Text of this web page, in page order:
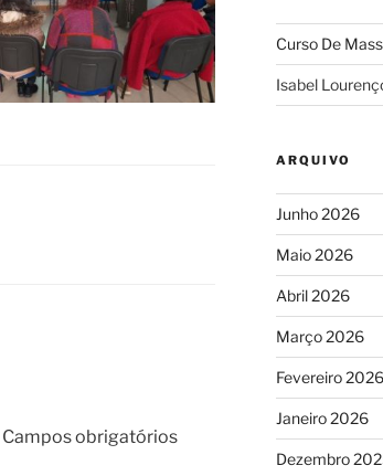
Campos obrigatórios
Curso De
Isabel
ARQUIVO
Junho 2026
Maio 2026
Abril 2026
Março 2026
Fevereiro 2026
Janeiro 2026
Dezembro